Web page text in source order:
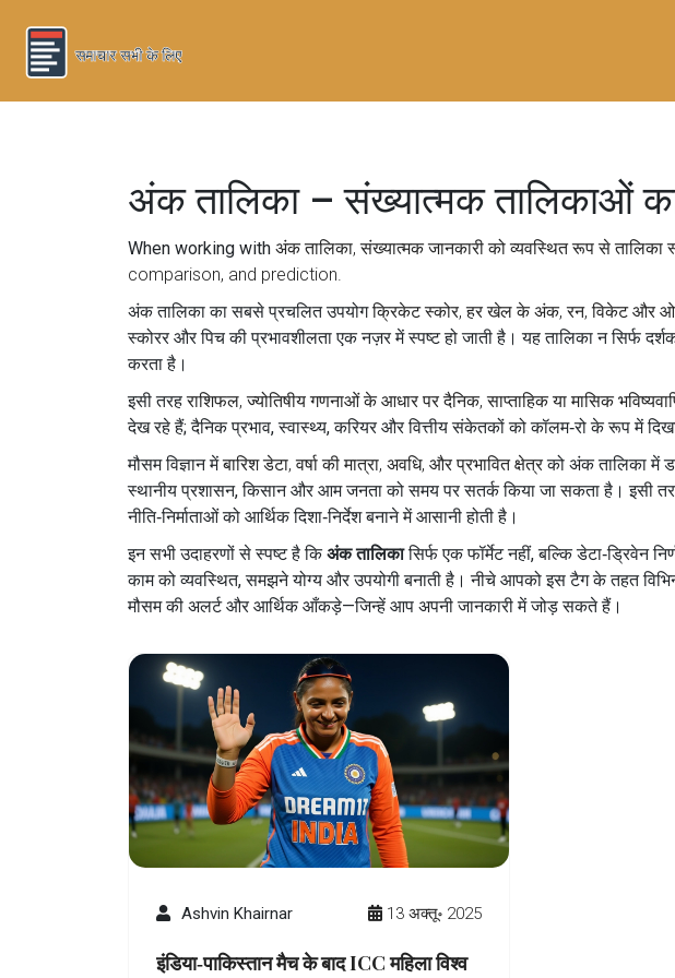
अंक तालिका – संख्यात्मक तालिकाओं
When working with अंक तालिका,संख्यात्मक जानकारी को व्यवस्थित रूप से तालिका
comparison, and prediction.
अंक तालिका का सबसे प्रचलित उपयोगक्रिकेट स्कोर,हर खेल के अंक, रन, विकेट और
स्कोरर और पिच की प्रभावशीलता एक नज़र में स्पष्ट हो जाती है। यह तालिका न सिर्फ
करता है।
इसी तरहराशिफल,ज्योतिषीय गणनाओं के आधार पर दैनिक, साप्ताहिक या मासिक
देख रहे हैं; दैनिक प्रभाव, स्वास्थ्य, करियर और वित्तीय संकेतकों को कॉलम‑रो के रूप में
मौसम विज्ञान मेंबारिश डेटा,वर्षा की मात्रा, अवधि, और प्रभावित क्षेत्रको अंक तालिका में
स्थानीय प्रशासन, किसान और आम जनता को समय पर सतर्क किया जा सकता है। इसी
नीति‑निर्माताओं को आर्थिक दिशा‑निर्देश बनाने में आसानी होती है।
इन सभी उदाहरणों से स्पष्ट है किअंक तालिकासिर्फ एक फॉर्मेट नहीं, बल्कि डेटा‑ड्रिवेन
काम को व्यवस्थित, समझने योग्य और उपयोगी बनाती है। नीचे आपको इस टैग के तहत
मौसम की अलर्ट और आर्थिक आँकड़े—जिन्हें आप अपनी जानकारी में जोड़ सकते हैं।
Ashvin Khairnar 13 अक्तू॰ 2025
इंडिया‑पाकिस्तान मैच के बाद ICC महिला विश्व